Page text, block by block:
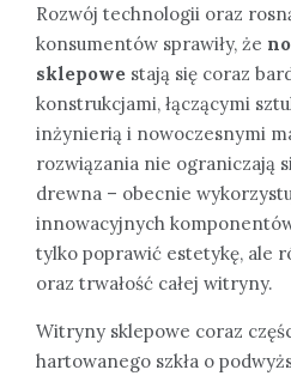
Rozwój technologii oraz
konsumentów sprawiły, że
sklepowe stają się coraz
konstrukcjami, łączącymi
inżynierią i nowoczesnymi
rozwiązania nie ograniczają
drewna – obecnie
innowacyjnych
tylko poprawić estetykę, ale
oraz trwałość całej witryny.
Witryny sklepowe coraz
hartowanego szkła o